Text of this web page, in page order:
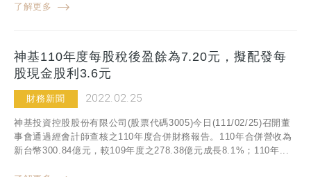
了解更多
神基110年度每股稅後盈餘為7.20元，擬配發每
股現金股利3.6元
財務新聞 2022.02.25
神基投資控股股份有限公司(股票代碼3005)今日(111/02/25)召開董
事會通過經會計師查核之110年度合併財務報告。110年合併營收為
新台幣300.84億元，較109年度之278.38億元成長8.1%；110年...